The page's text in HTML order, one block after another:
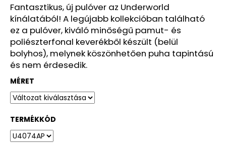
Fantasztikus, új pulóver az Underworld
kínálatából! A legújabb kollekcióban található
ez a pulóver, kiváló minőségű pamut- és
poliészterfonal keverékből készült (belül
bolyhos), melynek köszönhetően puha tapintású
és nem érdesedik.
MÉRET
TERMÉKKÓD